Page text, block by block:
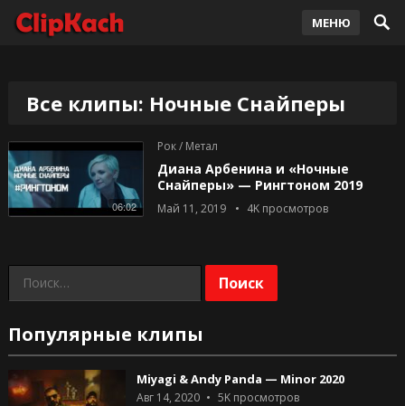
МЕНЮ
Все клипы: Ночные Снайперы
06:02
Рок / Метал
Диана Арбенина и «Ночные
Снайперы» — Рингтоном 2019
Май 11, 2019 4Kпросмотров
Найти:
Популярные клипы
Miyagi & Andy Panda — Minor 2020
Авг 14, 2020 5Kпросмотров